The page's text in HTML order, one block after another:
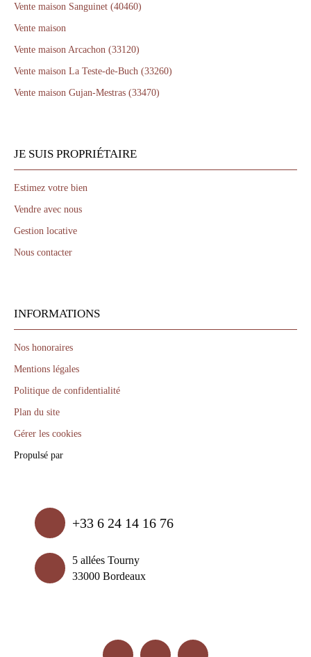
Vente maison Sanguinet (40460)
Vente maison
Vente maison Arcachon (33120)
Vente maison La Teste-de-Buch (33260)
Vente maison Gujan-Mestras (33470)
JE SUIS PROPRIÉTAIRE
Estimez votre bien
Vendre avec nous
Gestion locative
Nous contacter
INFORMATIONS
Nos honoraires
Mentions légales
Politique de confidentialité
Plan du site
Gérer les cookies
Propulsé par
+33 6 24 14 16 76
5 allées Tourny
33000 Bordeaux